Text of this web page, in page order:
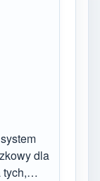
dla
tych,…